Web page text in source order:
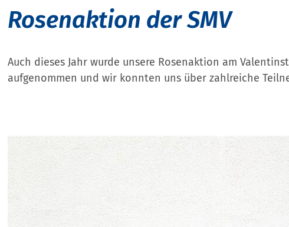
Rosenaktion der SMV
Auch dieses Jahr wurde unsere Rosenaktion am
aufgenommen und wir konnten uns über zahlreiche